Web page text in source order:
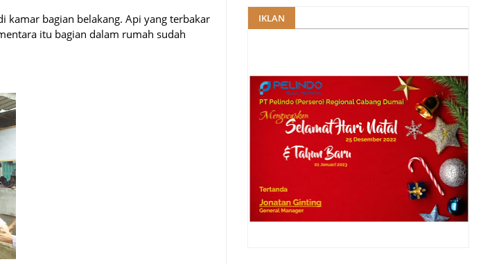
kamar bagian belakang. Api yang terbakar
itu bagian dalam rumah sudah
IKLAN